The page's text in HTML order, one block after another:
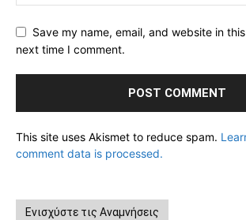
Save my name, email, and website in
next time I comment.
This site uses Akismet to reduce spam.
comment data is processed.
Ενισχύστε τις Αναμνήσεις